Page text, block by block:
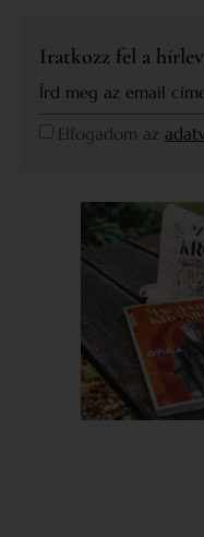
Iratkozz fel a
Elfogadom az